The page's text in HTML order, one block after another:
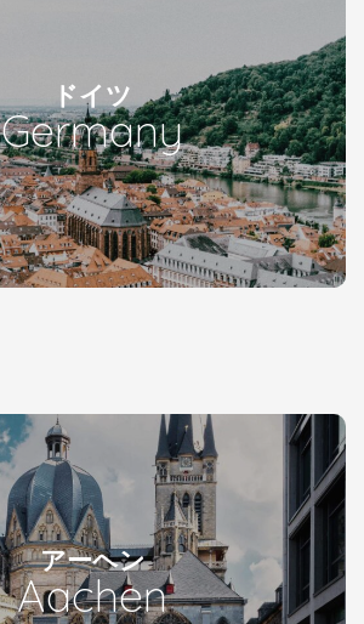
ドイツ
Germany
アーヘン
Aachen